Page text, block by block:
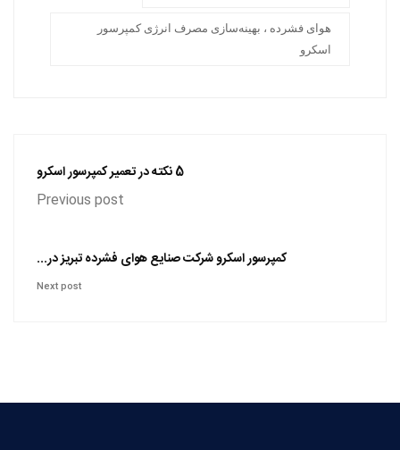
هوای فشرده ، بهینه‌سازی مصرف انرژی کمپرسور
اسکرو
5 نکته در تعمیر کمپرسور اسکرو
Previous post
کمپرسور اسکرو شرکت صنایع هوای فشرده تبریز در...
Next post